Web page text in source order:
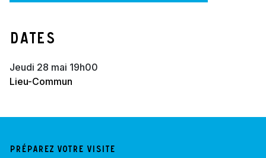
Dates
jeudi 28 mai 19h00
Lieu-Commun
Préparez votre visite